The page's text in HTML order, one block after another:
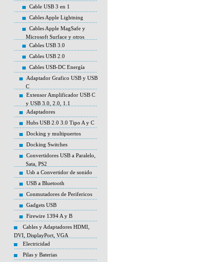
Cable USB 3 en 1
Cables Apple Lightning
Cables Apple MagSafe y
Microsoft Surface y otros
Cables USB 3.0
Cables USB 2.0
Cables USB-DC Energía
Adaptador Grafico USB y USB
C
Extensor Amplificador USB C
y USB 3.0, 2.0, 1.1
Adaptadores
Hubs USB 2.0 3.0 Tipo A y C
Docking y multipuertos
Docking Switches
Convertidores USB a Paralelo,
Sata, PS2
Usb a Convertidor de sonido
USB a Bluetooth
Conmutadores de Perifericos
Gadgets USB
Firewire 1394 A y B
Cables y Adaptadores HDMI,
DVI, DisplayPort, VGA
Electricidad
Pilas y Baterias